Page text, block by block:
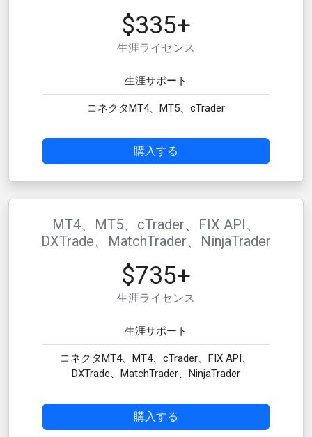
$335+
生涯ライセンス
生涯サポート
コネクタMT4、MT5、cTrader
購入する
MT4、MT5、cTrader、FIX API、
DXTrade、MatchTrader、NinjaTrader
$735+
生涯ライセンス
生涯サポート
コネクタMT4、MT4、cTrader、FIX API、
DXTrade、MatchTrader、NinjaTrader
購入する